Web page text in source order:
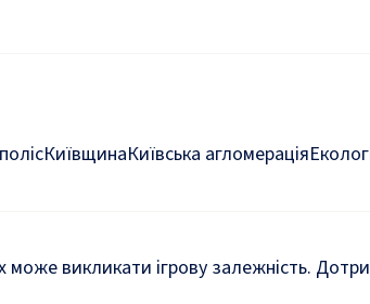
КиївщинаКиївська агломерація
може викликати ігрову залежність.